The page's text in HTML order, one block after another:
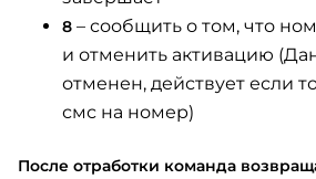
8 – сообщить о том, что
и отменить активацию
отменен, действует если
смс на номер)
После отработки команда